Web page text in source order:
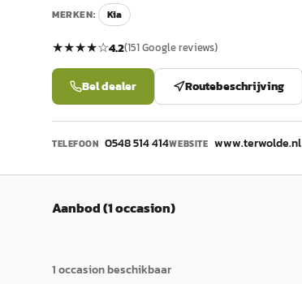
MERKEN: Kia
★★★★☆4.2(151Google reviews)
Bel dealer Routebeschrijving
TELEFOON 0548 514 414WEBSITE www.terwolde.nl
Aanbod (1 occasion)
1occasionbeschikbaar